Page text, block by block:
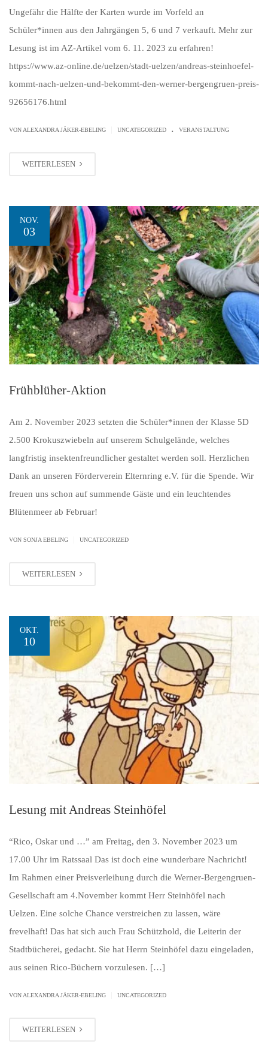
Ungefähr die Hälfte der Karten wurde im Vorfeld an
Schüler*innen aus den Jahrgängen 5, 6 und 7 verkauft. Mehr zur
Lesung ist im AZ-Artikel vom 6. 11. 2023 zu erfahren!
https://www.az-online.de/uelzen/stadt-uelzen/andreas-steinhoefel-
kommt-nach-uelzen-und-bekommt-den-werner-bergengruen-preis-
92656176.html
VON ALEXANDRA JÄKER-EBELING UNCATEGORIZED . VERANSTALTUNG
WEITERLESEN
NOV.
03
Frühblüher-Aktion
Am 2. November 2023 setzten die Schüler*innen der Klasse 5D
2.500 Krokuszwiebeln auf unserem Schulgelände, welches
langfristig insektenfreundlicher gestaltet werden soll. Herzlichen
Dank an unseren Förderverein Elternring e.V. für die Spende. Wir
freuen uns schon auf summende Gäste und ein leuchtendes
Blütenmeer ab Februar!
VON SONJA EBELING UNCATEGORIZED
WEITERLESEN
OKT.
10
Lesung mit Andreas Steinhöfel
“Rico, Oskar und …” am Freitag, den 3. November 2023 um
17.00 Uhr im Ratssaal Das ist doch eine wunderbare Nachricht!
Im Rahmen einer Preisverleihung durch die Werner-Bergengruen-
Gesellschaft am 4.November kommt Herr Steinhöfel nach
Uelzen. Eine solche Chance verstreichen zu lassen, wäre
frevelhaft! Das hat sich auch Frau Schützhold, die Leiterin der
Stadtbücherei, gedacht. Sie hat Herrn Steinhöfel dazu eingeladen,
aus seinen Rico-Büchern vorzulesen. […]
VON ALEXANDRA JÄKER-EBELING UNCATEGORIZED
WEITERLESEN